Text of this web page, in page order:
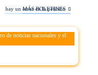
de noticias nacionales y el
MÁS BOLETINES
hay un error en la petición